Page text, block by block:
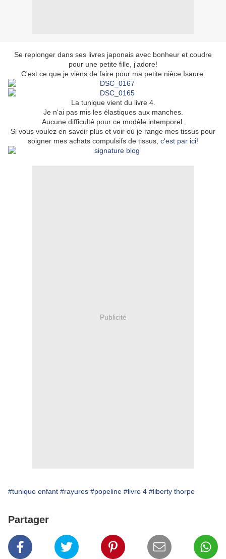
Se replonger dans ses livres japonais avec bonheur et coudre
pour une petite fille, j'adore!
C'est ce que je viens de faire pour ma petite nièce Isaure.
La tunique vient du livre 4.
Je n'ai pas mis les élastiques aux manches.
Aucune difficulté pour ce modèle intemporel.
Si vous voulez en savoir plus et voir où je range mes tissus pour
soigner mes achats compulsifs de tissus, c'est par ici!
Publicité
#tunique enfant #rayures #popeline #livre 4 #liberty thorpe
Partager